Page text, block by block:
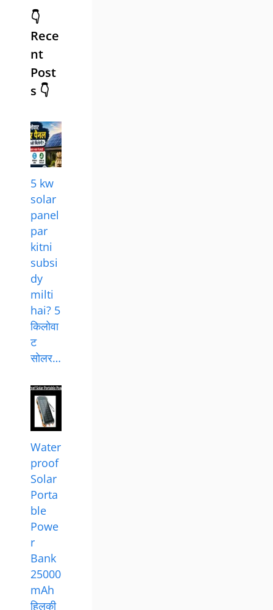
👇
Rece
nt
Post
s 👇
5 kw
solar
panel
par
kitni
subsi
dy
milti
hai? 5
किलोवा
ट
सोलर…
Water
proof
Solar
Porta
ble
Powe
r
Bank
25000
mAh
हिलकी